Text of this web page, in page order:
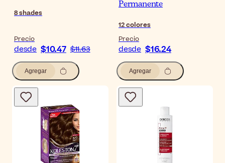
8shades
Precio
desde $10.47 $11.63
Agregar
Permanente
12colores
Precio
desde $16.24
Agregar